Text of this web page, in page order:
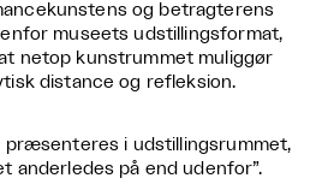
og betragterens
museets udstillingsformat,
netop kunstrummet muliggør
distance og refleksion.
præsenteres i udstillingsrummet,
anderledes på end udenfor”.